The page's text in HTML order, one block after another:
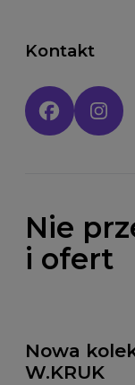
Kontakt
Social media:
Nie
i ofert
Nowa
W.KRUK